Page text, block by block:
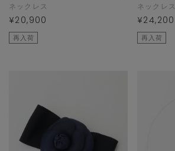
ネックレス
¥20,900
再入荷
ネックレス
¥24,200
再入荷